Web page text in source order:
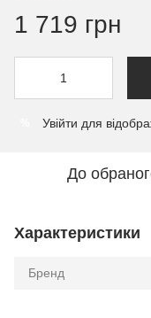
1 719 грн
Увійти для
До
Характеристики
Бренд